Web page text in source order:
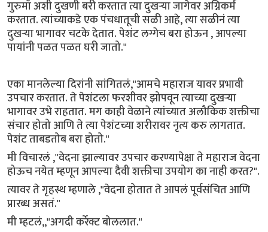
गुरुमाँ अशी दुखणी बरी करतात त्या दुखऱ्या जागेवर अग्निकर्म
करतात. त्यांच्याकडे एक पंचधातूची सळी आहे, त्या सळीनं त्या
दुखऱ्या भागावर चटके देतात. पेशंट लग्गेच बरा होऊन , आपल्या
पायांनी पळत पळत घरी जातो."
एका मानलेल्या दिरांनी सांगितलं,"आमचे महाराज यावर प्रभावी
उपचार करतात. ते पेशंटला फरशीवर झोपवून त्याच्या दुखऱ्या
भागावर उभे राहतात. मग काही वेळाने त्यांच्यात अलौकिक शक्तीचा
संचार होतो आणि ते त्या पेशंटच्या शरीरावर नृत्य करु लागतात.
पेशंट ताबडतोब बरा होतो."
मी विचारलं ,"वेदना झाल्यावर उपचार करण्यापेक्षा ते महाराज वेदना
होऊच नयेत म्हणून आपल्या दैवी शक्तीचा उपयोग का नाही करत?".
त्यावर ते गृहस्थ म्हणाले ,"वेदना होतात ते आपलं पूर्वसंचित आणि
प्रारब्ध असतं."
मी म्हटलं,,"अगदी कर्रेक्ट बोललात."